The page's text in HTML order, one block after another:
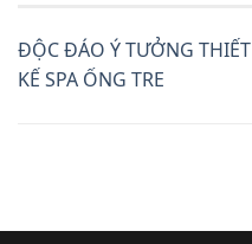
ĐỘC ĐÁO Ý TƯỞNG THIẾT
KẾ SPA ỐNG TRE